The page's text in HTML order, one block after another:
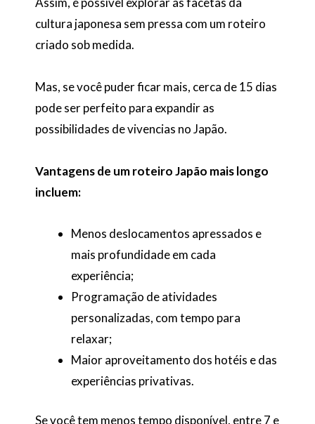
cultura japonesa sem pressa com um roteiro
criado sob medida.
Mas, se você puder ficar mais, cerca de 15 dias
pode ser perfeito para expandir as
possibilidades de vivencias no Japão.
Vantagens de um roteiro Japão mais longo
incluem:
Menos deslocamentos apressados e
mais profundidade em cada
experiência;
Programação de atividades
personalizadas, com tempo para
relaxar;
Maior aproveitamento dos hotéis e das
experiências privativas.
Se você tem menos tempo disponível, entre 7 e